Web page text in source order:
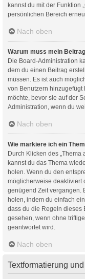
kannst du mit der Funktion
persönlichen Bereich
Nach oben
Warum muss mein
Die Board-Administration
dem du einen Beitrag
müssen. Es ist auch
von Benutzern hinzugefügt
möchte, bevor sie auf der
Administration, wenn du
Nach oben
Wie markiere ich ein
Durch Klicken des
kannst du das Thema
holen. Wenn du den
möglicherweise deaktiviert
genügend Zeit vergangen.
holen, indem du einfach
dass du die Regeln dieses
gesehen, wenn ohne
geantwortet wird.
Nach oben
Textformatierung